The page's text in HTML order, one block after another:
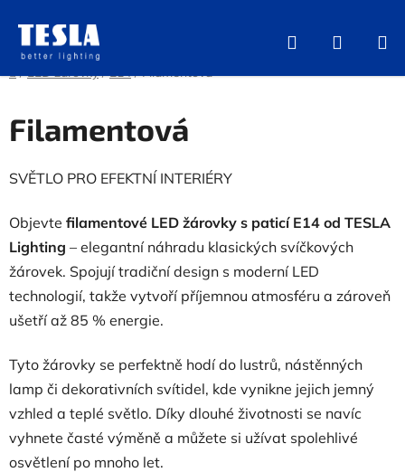
obsah
Hledat
KOŠÍK
/ LED žárovky / E14 / Filamentová
Filamentová
SVĚTLO PRO EFEKTNÍ INTERIÉRY
Objevte filamentové LED žárovky s paticí E14 od TESLA
Lighting – elegantní náhradu klasických svíčkových
žárovek. Spojují tradiční design s moderní LED
technologií, takže vytvoří příjemnou atmosféru a zároveň
ušetří až 85 % energie.
Tyto žárovky se perfektně hodí do lustrů, nástěnných
lamp či dekorativních svítidel, kde vynikne jejich jemný
vzhled a teplé světlo. Díky dlouhé životnosti se navíc
vyhnete časté výměně a můžete si užívat spolehlivé
osvětlení po mnoho let.